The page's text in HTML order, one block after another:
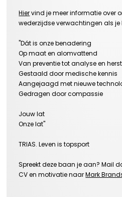
Hiervind je meer informatie over
wederzijdse verwachtingen als je
"Dát is onze benadering
Op maat en alomvattend
Van preventie tot analyse en
Gestaald door medische kennis
Aangejaagd met nieuwe
Gedragen door compassie
Jouw lat
Onze lat"
TRIAS. Leven is topsport
Spreekt deze baan je aan? Mail
CV en motivatie naarMark